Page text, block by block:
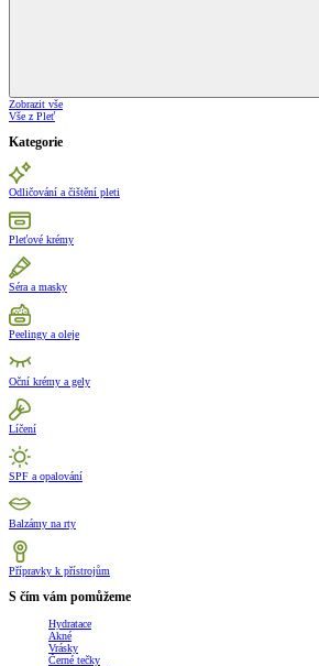
Zobrazit vše
Vše z Pleť
Kategorie
Odličování a čištění pleti
Pleťové krémy
Séra a masky
Peelingy a oleje
Oční krémy a gely
Líčení
SPF a opalování
Balzámy na rty
Přípravky k přístrojům
S čím vám pomůžeme
Hydratace
Akné
Vrásky
Černé tečky